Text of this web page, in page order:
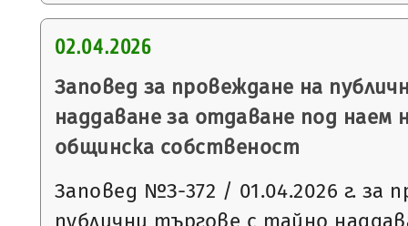
02.04.2026
Заповед за провеждане на
наддаване за отдаване под
общинска собственост
Заповед №З-372 / 01.04.2026 г. за
публични търгове с тайно